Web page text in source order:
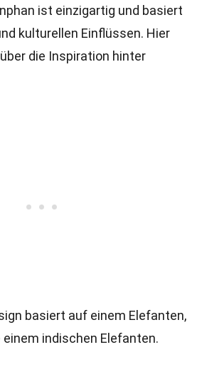
ist einzigartig und basiert
kulturellen Einflüssen. Hier
die Inspiration hinter
basiert auf einem Elefanten,
indischen Elefanten.